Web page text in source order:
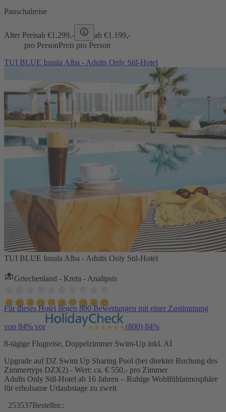
Pauschalreise
Alter Preisab €1.299,- ab €1.199,-
pro PersonPreis pro Person
TUI BLUE Insula Alba - Adults Only Stil-Hotel
TUI BLUE Insula Alba - Adults Only Stil-Hotel
Griechenland - Kreta - Analipsis
Für dieses Hotel liegen 800 Bewertungen mit einer Zustimmung
von 84% vor (800) 84%
8-tägige Flugreise, Doppelzimmer Swim-Up inkl. AI
Upgrade auf DZ Swim Up Sharing Pool (bei direkter Buchung des
Zimmertyps DZX2) - Wert: ca. € 550,- pro Zimmer
Adults Only Stil-Hotel ab 16 Jahren – Ruhige Wohlfühlatmosphäre
für erholsame Urlaubstage zu zweit
253537Bestellnr.: